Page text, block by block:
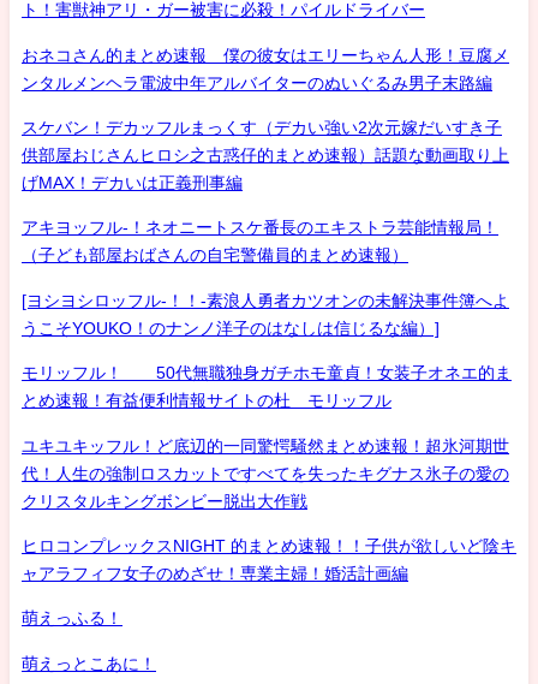
ト！害獣神アリ・ガー被害に必殺！パイルドライバー
おネコさん的まとめ速報 僕の彼女はエリーちゃん人形！豆腐メ
ンタルメンヘラ電波中年アルバイターのぬいぐるみ男子末路編
スケバン！デカッフルまっくす（デカい強い2次元嫁だいすき子
供部屋おじさんヒロシ之古惑仔的まとめ速報）話題な動画取り上
げMAX！デカいは正義刑事編
アキヨッフル-！ネオニートスケ番長のエキストラ芸能情報局！
（子ども部屋おばさんの自宅警備員的まとめ速報）
[ヨシヨシロッフル-！！-素浪人勇者カツオンの未解決事件簿へよ
うこそYOUKO！のナンノ洋子のはなしは信じるな編）]
モリッフル！ 50代無職独身ガチホモ童貞！女装子オネエ的ま
とめ速報！有益便利情報サイトの杜 モリッフル
ユキユキッフル！ど底辺的一同驚愕騒然まとめ速報！超氷河期世
代！人生の強制ロスカットですべてを失ったキグナス氷子の愛の
クリスタルキングボンビー脱出大作戦
ヒロコンプレックスNIGHT 的まとめ速報！！子供が欲しいど陰キ
ャアラフィフ女子のめざせ！専業主婦！婚活計画編
萌えっふる！
萌えっとこあに！